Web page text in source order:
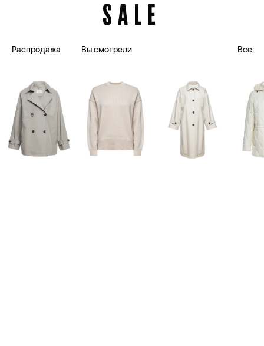
Распродажа Вы смотрели Все
SALE